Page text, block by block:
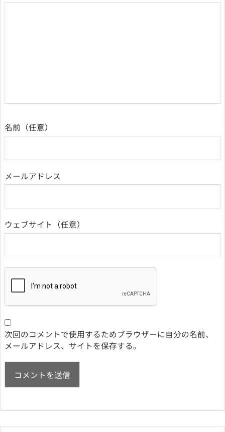
名前
メールアドレス
ウェブサイト
次回のコメントで使用するためブラウザーに自分の名前、
メールアドレス、サイトを保存する。